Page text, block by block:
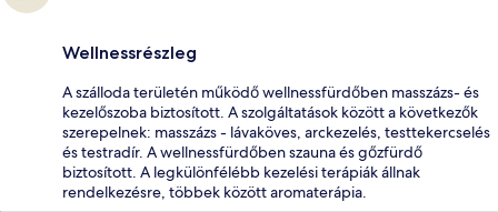
Wellnessrészleg
A szálloda területén működő wellnessfürdőben masszázs- és
kezelőszoba biztosított. A szolgáltatások között a következők
szerepelnek: masszázs - lávaköves, arckezelés, testtekercselés
és testradír. A wellnessfürdőben szauna és gőzfürdő
biztosított. A legkülönfélébb kezelési terápiák állnak
rendelkezésre, többek között aromaterápia.